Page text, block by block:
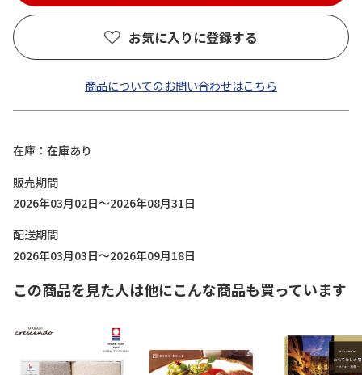
お気に入りに登録する
商品についてのお問い合わせはこちら
在庫
在庫あり
販売期間
2026年03月02日～2026年08月31日
配送期間
2026年03月03日～2026年09月18日
この商品を見た人は他にこんな商品も買っています